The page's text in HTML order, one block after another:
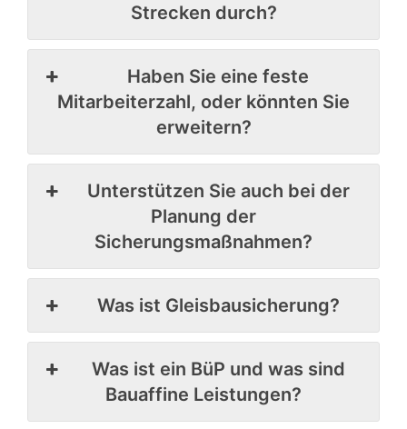
Strecken durch?
Haben Sie eine feste
Mitarbeiterzahl, oder könnten Sie
erweitern?
Unterstützen Sie auch bei der
Planung der
Sicherungsmaßnahmen?
Was ist Gleisbausicherung?
Was ist ein BüP und was sind
Bauaffine Leistungen?